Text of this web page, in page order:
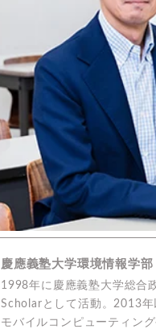
慶應義塾大学環境情報学
1998年に慶應義塾大学総合
Scholarとして活動。2013年
モバイルコンピューティン